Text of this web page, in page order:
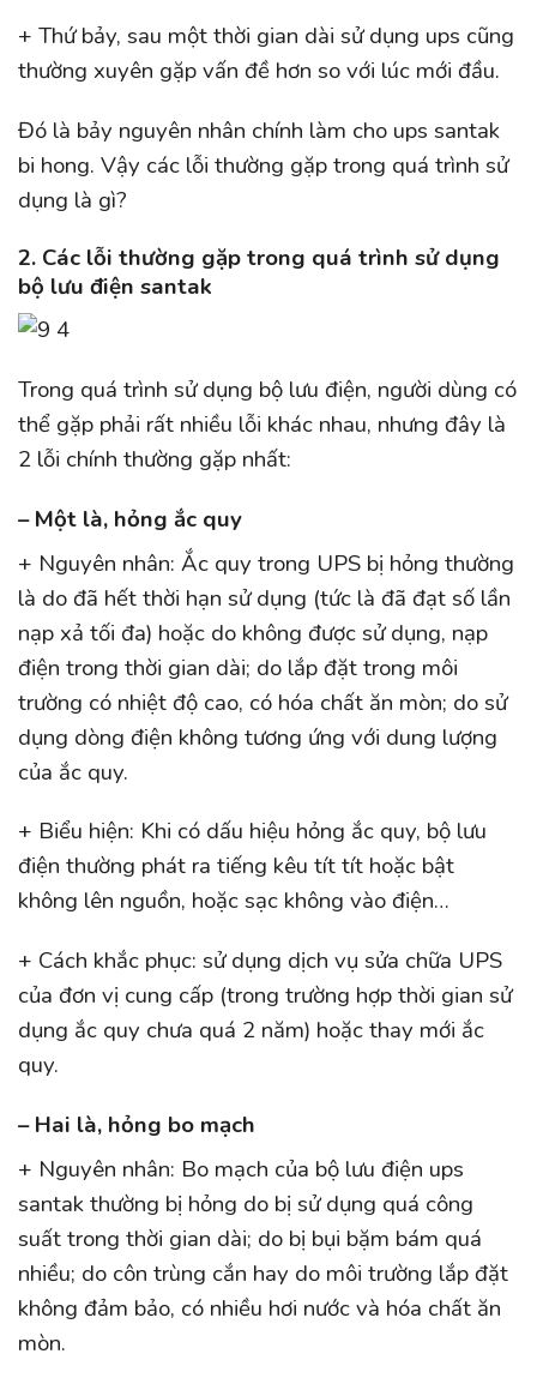
+ Thứ bảy, sau một thời gian dài sử dụng ups cũng
thường xuyên gặp vấn đề hơn so với lúc mới đầu.
Đó là bảy nguyên nhân chính làm cho ups santak
bi hong. Vậy các lỗi thường gặp trong quá trình sử
dụng là gì?
2. Các lỗi thường gặp trong quá trình sử dụng
bộ lưu điện santak
Trong quá trình sử dụng bộ lưu điện, người dùng có
thể gặp phải rất nhiều lỗi khác nhau, nhưng đây là
2 lỗi chính thường gặp nhất:
– Một là, hỏng ắc quy
+ Nguyên nhân: Ắc quy trong UPS bị hỏng thường
là do đã hết thời hạn sử dụng (tức là đã đạt số lần
nạp xả tối đa) hoặc do không được sử dụng, nạp
điện trong thời gian dài; do lắp đặt trong môi
trường có nhiệt độ cao, có hóa chất ăn mòn; do sử
dụng dòng điện không tương ứng với dung lượng
của ắc quy.
+ Biểu hiện: Khi có dấu hiệu hỏng ắc quy, bộ lưu
điện thường phát ra tiếng kêu tít tít hoặc bật
không lên nguồn, hoặc sạc không vào điện…
+ Cách khắc phục: sử dụng dịch vụ sửa chữa UPS
của đơn vị cung cấp (trong trường hợp thời gian sử
dụng ắc quy chưa quá 2 năm) hoặc thay mới ắc
quy.
– Hai là, hỏng bo mạch
+ Nguyên nhân: Bo mạch của bộ lưu điện ups
santak thường bị hỏng do bị sử dụng quá công
suất trong thời gian dài; do bị bụi bặm bám quá
nhiều; do côn trùng cắn hay do môi trường lắp đặt
không đảm bảo, có nhiều hơi nước và hóa chất ăn
mòn.